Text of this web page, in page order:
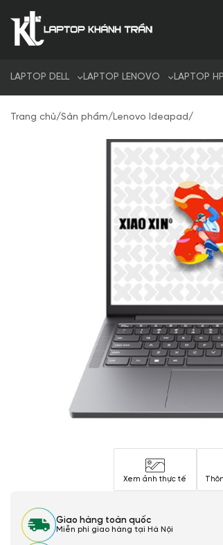
LAPTOP DELL LAPTOP LENOVO LAPTOP HP
Trang chủ/Sản phẩm/Lenovo Ideapad/
Xem ảnh thực tế
Giao hàng toàn quốc
Miễn phí giao hàng tại Hà Nội